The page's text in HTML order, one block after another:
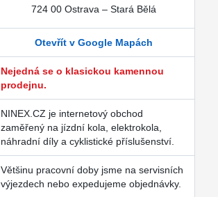
724 00 Ostrava – Stará Bělá
Otevřít v Google Mapách
Nejedná se o klasickou kamennou
prodejnu.
NINEX.CZ je internetový obchod
zaměřený na jízdní kola, elektrokola,
náhradní díly a cyklistické příslušenství.
Většinu pracovní doby jsme na servisních
výjezdech nebo expedujeme objednávky.